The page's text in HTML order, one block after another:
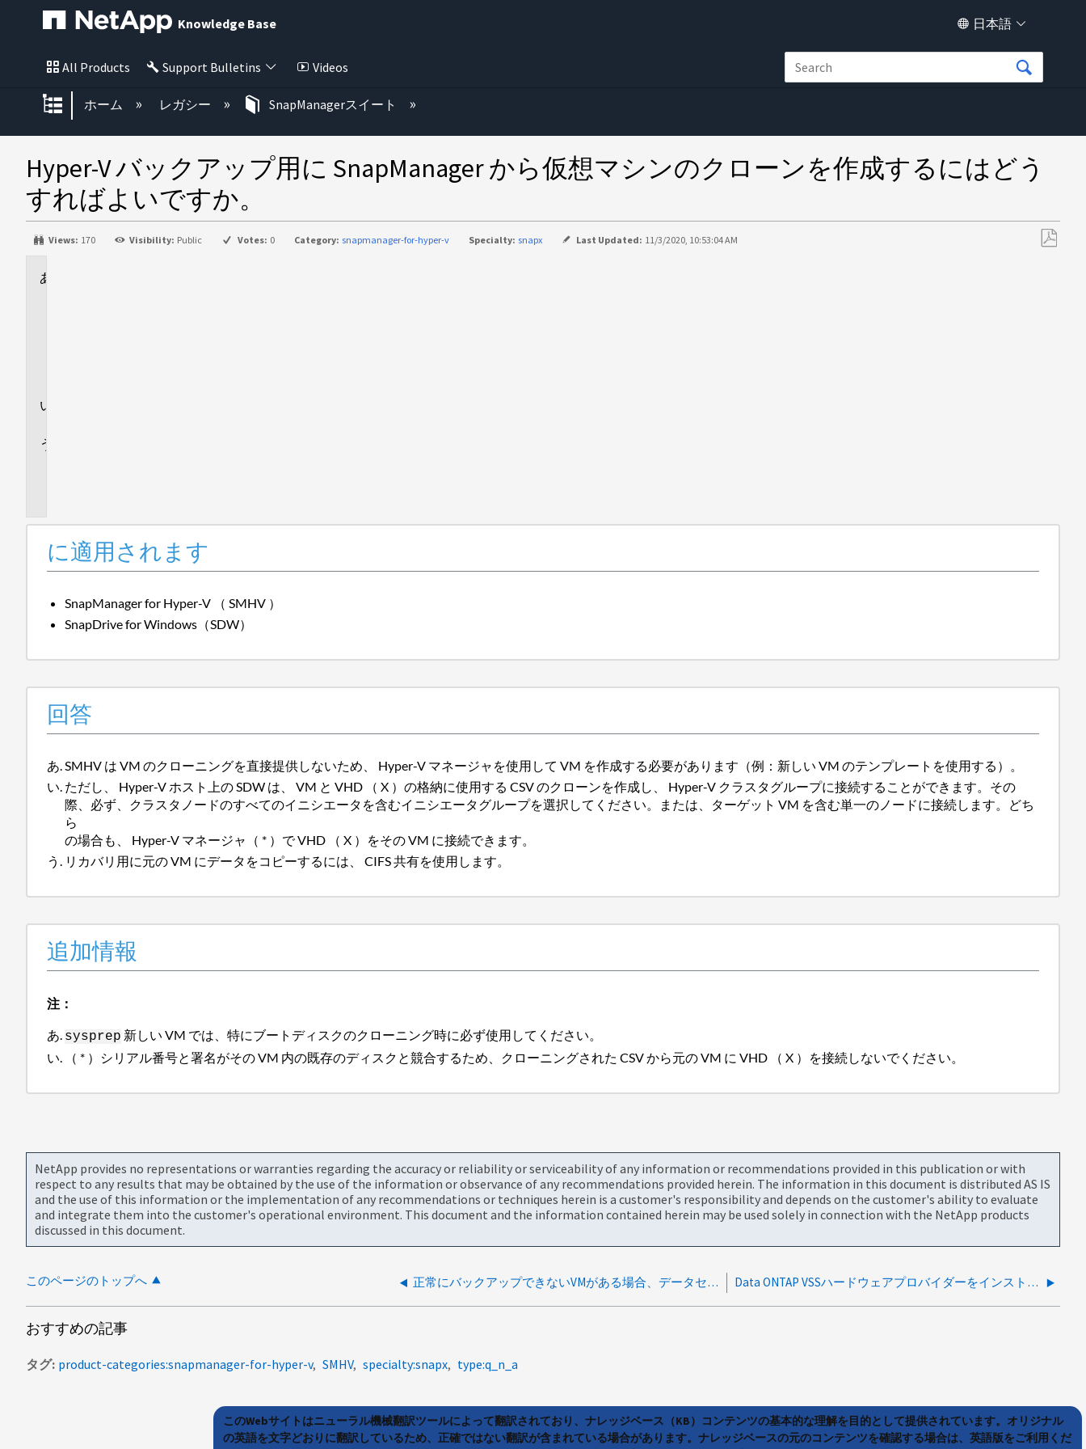
Knowledge Base 日本語
All Products Support Bulletins Videos
グローバル階層を展開/折りたたむ
ホーム レガシー SnapManagerスイート
Hyper-V バックアップ用に SnapManager から仮想マシンのクローンを作成するにはどう
すればよいですか。
Views: 170 Visibility: Public Votes: 0 Category: snapmanager-for-hyper-v Specialty: snapx Last Updated: 11/3/2020, 10:53:04 AM
に適用されます
SnapManager for Hyper-V （ SMHV ）
SnapDrive for Windows（SDW）
回答
SMHV は VM のクローニングを直接提供しないため、 Hyper-V マネージャを使用して VM を作成する必要があります（例：新しい VM のテンプレートを使用する）。
ただし、 Hyper-V ホスト上の SDW は、 VM と VHD （ X ）の格納に使用する CSV のクローンを作成し、 Hyper-V クラスタグループに接続することができます。その
際、必ず、クラスタノードのすべてのイニシエータを含むイニシエータグループを選択してください。または、ターゲット VM を含む単一のノードに接続します。どち
ら
の場合も、 Hyper-V マネージャ（ * ）で VHD （ X ）をその VM に接続できます。
リカバリ用に元の VM にデータをコピーするには、 CIFS 共有を使用します。
追加情報
注：
sysprep 新しい VM では、特にブートディスクのクローニング時に必ず使用してください。
（ * ）シリアル番号と署名がその VM 内の既存のディスクと競合するため、クローニングされた CSV から元の VM に VHD （ X ）を接続しないでください。
NetApp provides no representations or warranties regarding the accuracy or reliability or serviceability of any information or recommendations provided in this publication or with
respect to any results that may be obtained by the use of the information or observance of any recommendations provided herein. The information in this document is distributed AS IS
and the use of this information or the implementation of any recommendations or techniques herein is a customer's responsibility and depends on the customer's ability to evaluate
and integrate them into the customer's operational environment. This document and the information contained herein may be used solely in connection with the NetApp products
discussed in this document.
このページのトップへ 正常にバックアップできないVMがある場合、データセットのバックアップは正しくローテーションされますか。 Data ONTAP VSSハードウェアプロバイダーをインストールするにはどうすればいいですか？
おすすめの記事
タグ product-categories:snapmanager-for-hyper-v SMHV specialty:snapx type:q_n_a
このWebサイトはニューラル機械翻訳ツールによって翻訳されており、ナレッジベース（KB）コンテンツの基本的な理解を目的として提供されています。オリジナル
の英語を文字どおりに翻訳しているため、正確ではない翻訳が含まれている場合があります。ナレッジベースの元のコンテンツを確認する場合は、英語版をご利用くだ